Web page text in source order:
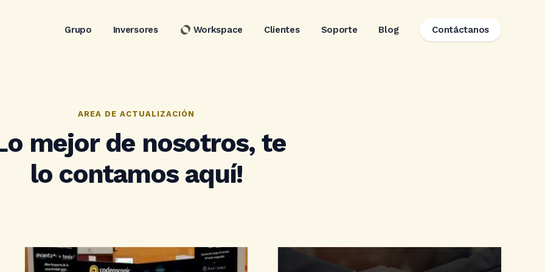
Grupo Inversores Workspace Clientes Soporte Blog Contáctanos
AREA DE ACTUALIZACIÓN
mejor de nosotros, te
lo contamos aquí!